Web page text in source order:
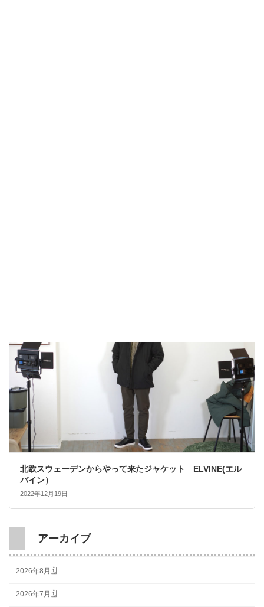
北欧スウェーデンからやって来たジャケット ELVINE(エル
バイン）
2022年12月19日
アーカイブ
2026年8月🗓
2026年7月🗓